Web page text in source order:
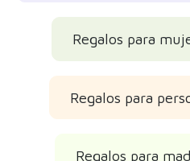
Regalos para
Regalos para
Regalos para